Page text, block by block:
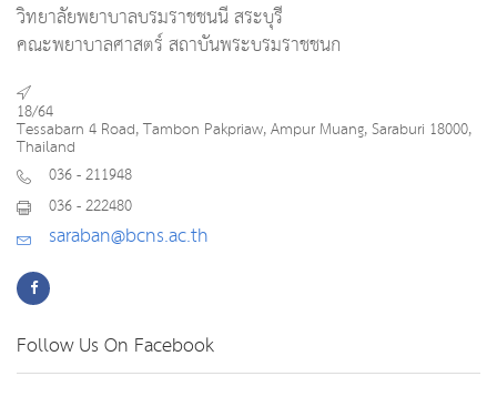
วิทยาลัยพยาบาลบรมราชชนนี สระบุรี
คณะพยาบาลศาสตร์ สถาบันพระบรมราชชนก
18/64
Tessabarn 4 Road, Tambon Pakpriaw, Ampur Muang, Saraburi 18000,
Thailand
036 - 211948
036 - 222480
saraban@bcns.ac.th
Follow Us On Facebook